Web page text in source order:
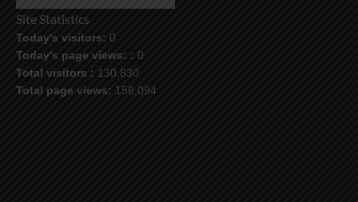
Site Statistics
Today's visitors: 0
Today's page views: : 0
Total visitors : 130,830
Total page views: 156,094